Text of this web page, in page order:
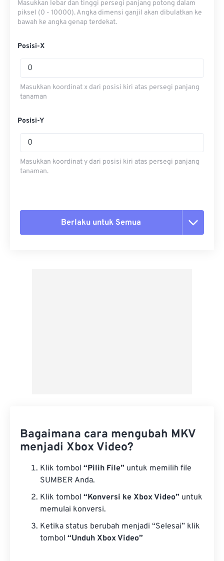
Masukkan lebar dan tinggi persegi panjang potong dalam
piksel (0 - 10000). Angka dimensi ganjil akan dibulatkan ke
bawah ke angka genap terdekat.
Posisi-X
Masukkan koordinat x dari posisi kiri atas persegi panjang
tanaman
Posisi-Y
Masukkan koordinat y dari posisi kiri atas persegi panjang
tanaman.
Berlaku untuk Semua
Bagaimana cara mengubah MKV
menjadi Xbox Video?
Klik tombol “Pilih File” untuk memilih file
SUMBER Anda.
Klik tombol “Konversi ke Xbox Video” untuk
memulai konversi.
Ketika status berubah menjadi “Selesai” klik
tombol “Unduh Xbox Video”